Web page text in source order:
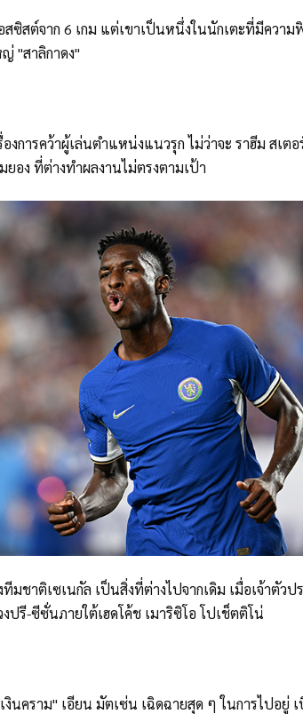
ซิสต์จาก 6 เกม แต่เขาเป็นหนึ่งในนักเตะที่มีความ
"สาลิกาดง"
งการคว้าผู้เล่นตำแหน่งแนวรุก ไม่ว่าจะ ราฮีม สเต
ยอง ที่ต่างทำผลงานไม่ตรงตามเป้า
ทีมชาติเซเนกัล เป็นสิ่งที่ต่างไปจากเดิม เมื่อเจ้าตัว
ปรี-ซีซั่นภายใต้เฮดโค้ช เมาริซิโอ โปเช็ตติโน่
งินคราม" เอียน มัตเซ่น เฉิดฉายสุด ๆ ในการไปอ